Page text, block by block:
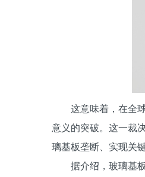
这意味着，在全
意义的突破。这一裁
璃基板垄断、实现关
据介绍，玻璃基